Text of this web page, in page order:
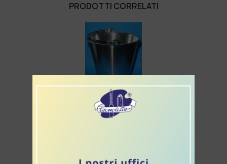
PRODOTTI CORRELATI
Secchia in acciaio inox - capacità litri 15